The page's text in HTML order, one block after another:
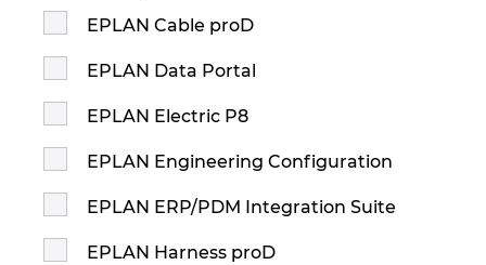
EPLAN Cable proD
EPLAN Data Portal
EPLAN Electric P8
EPLAN Engineering Configuration
EPLAN ERP/PDM Integration Suite
EPLAN Harness proD